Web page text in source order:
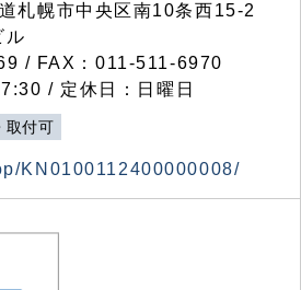
札幌市中央区南10条西15-2
ル
/ FAX：011-511-6970
/ 定休日：日曜日
取付可
KN0100112400000008/